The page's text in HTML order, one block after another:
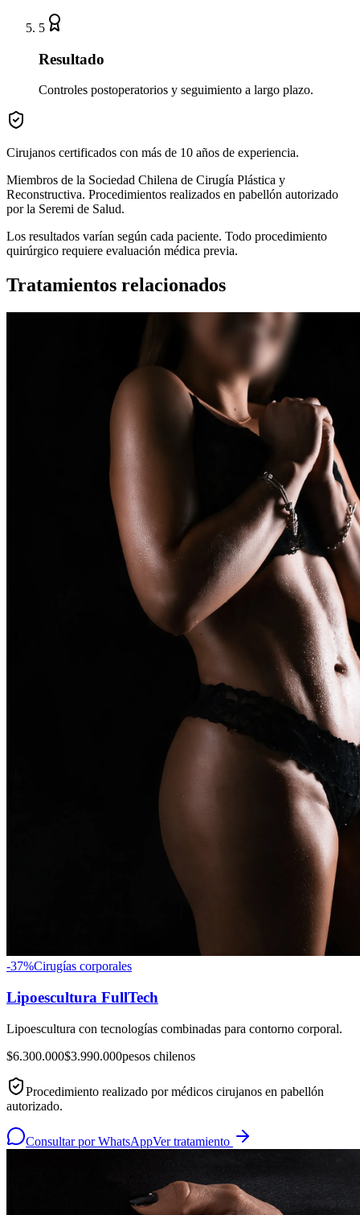
5
Resultado
Controles postoperatorios y seguimiento a largo plazo.
Cirujanos certificados con más de 10 años de experiencia.
Miembros de la Sociedad Chilena de Cirugía Plástica y
Reconstructiva. Procedimientos realizados en pabellón autorizado
por la Seremi de Salud.
Los resultados varían según cada paciente. Todo procedimiento
quirúrgico requiere evaluación médica previa.
Tratamientos relacionados
-37%Cirugías corporales
Lipoescultura FullTech
Lipoescultura con tecnologías combinadas para contorno corporal.
$6.300.000$3.990.000pesos chilenos
Procedimiento realizado por médicos cirujanos en pabellón
autorizado.
Consultar por WhatsAppVer tratamiento